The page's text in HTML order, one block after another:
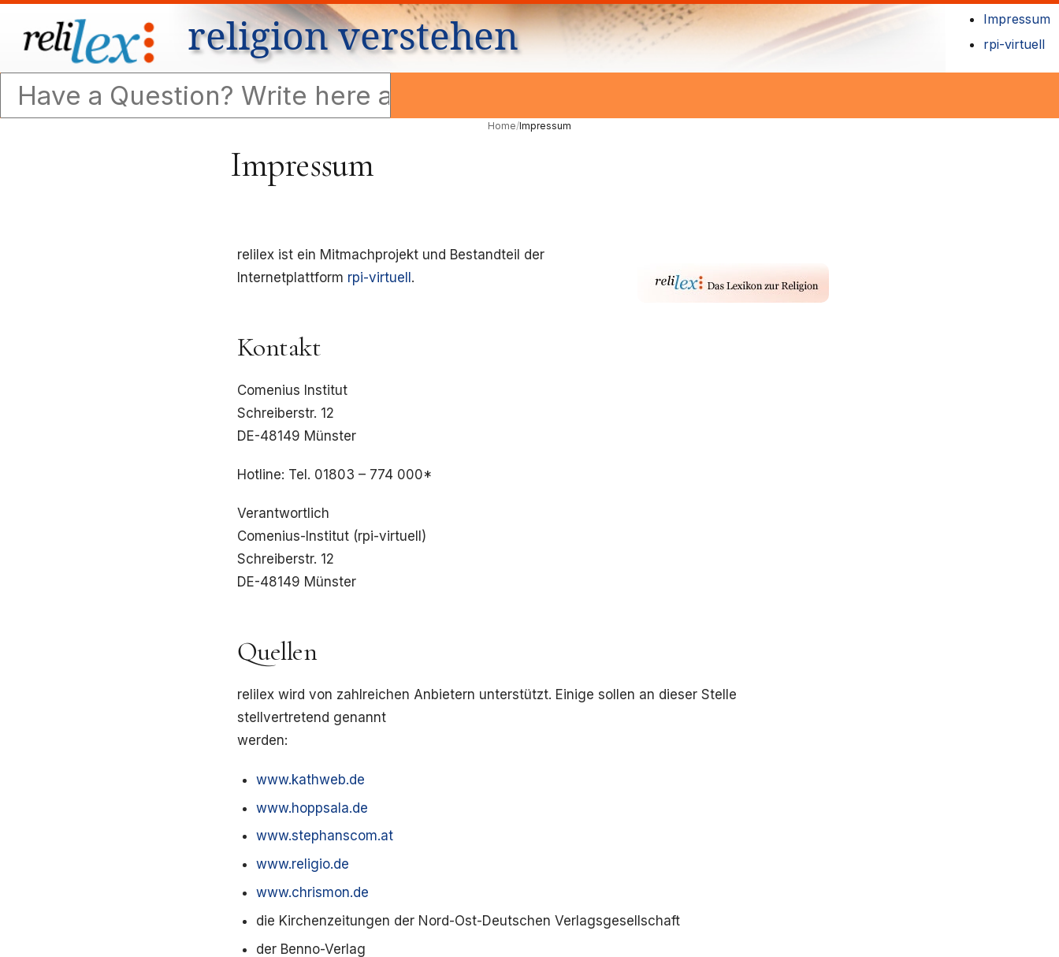
religion verstehen
Impressum
rpi-virtuell
Home/Impressum
Impressum
relilex ist ein Mitmachprojekt und Bestandteil der
Internetplattform rpi-virtuell.
Kontakt
Comenius Institut
Schreiberstr. 12
DE-48149 Münster
Hotline: Tel. 01803 – 774 000*
Verantwortlich
Comenius-Institut (rpi-virtuell)
Schreiberstr. 12
DE-48149 Münster
Quellen
relilex wird von zahlreichen Anbietern unterstützt. Einige sollen an dieser Stelle
stellvertretend genannt
werden:
www.kathweb.de
www.hoppsala.de
www.stephanscom.at
www.religio.de
www.chrismon.de
die Kirchenzeitungen der Nord-Ost-Deutschen Verlagsgesellschaft
der Benno-Verlag